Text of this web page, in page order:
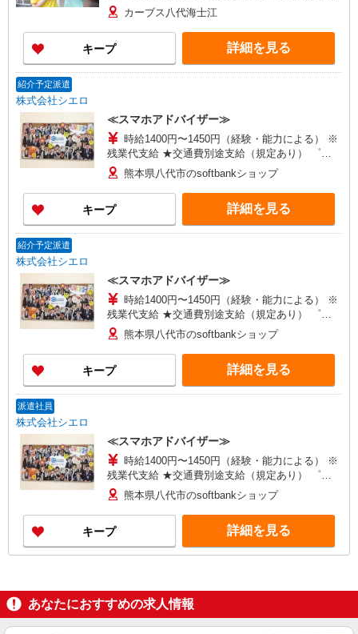
修中 月給22万円以上(研修期間3ヶ月) 研修中 固定
残業時間（トータル） 15.00時間/月以上 研修中
残業代 2万3,000円以上
カーブス八代海士江
キープ 詳細を見る
紹介予定派遣
株式会社シエロ
≪スマホアドバイザー≫
時給1400円〜1450円（経験・能力による） ※
残業代支給 ★交通費別途支給（規定あり） ゜
+゜・。○。・゜+゜・。○。・゜+゜ 入社祝い金10
万円支給(規定有) お友達を紹介頂くと, インセンテ
ィブ支給(規定有) ★月2回払い・週払い可能（規程
有）★ ゜・。○。・゜+゜・。○。・゜+゜
熊本県八代市のsoftbankショップ
キープ 詳細を見る
紹介予定派遣
株式会社シエロ
≪スマホアドバイザー≫
時給1400円〜1450円（経験・能力による） ※
残業代支給 ★交通費別途支給（規定あり） ゜
+゜・。○。・゜+゜・。○。・゜+゜ 入社祝い金10
万円支給(規定有) お友達を紹介頂くと, インセンテ
ィブ支給(規定有) ★月2回払い・週払い可能（規程
有）★ ゜・。○。・゜+゜・。○。・゜+゜
熊本県八代市のsoftbankショップ
キープ 詳細を見る
派遣社員
株式会社シエロ
≪スマホアドバイザー≫
時給1400円〜1450円（経験・能力による） ※
残業代支給 ★交通費別途支給（規定あり） ゜
+゜・。○。・゜+゜・。○。・゜+゜ 入社祝い金10
万円支給(規定有) お友達を紹介頂くと, インセンテ
ィブ支給(規定有) ★月2回払い・週払い可能（規程
有）★ ゜・。○。・゜+゜・。○。・゜+゜
熊本県八代市のsoftbankショップ
キープ 詳細を見る
あなたにおすすめの求人情報